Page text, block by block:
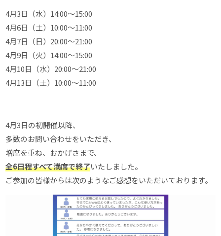
4月3日（水）14:00～15:00
4月6日（土）10:00～11:00
4月7日（日）20:00～21:00
4月9日（火）14:00～15:00
4月10日（水）20:00～21:00
4月13日（土）10:00～11:00
4月3日の初開催以降、
多数のお問い合わせをいただき、
増席を重ね、おかげさまで、
全6日程すべて満席で終了いたしました。
ご参加の皆様からは次のようなご感想をいただいております。